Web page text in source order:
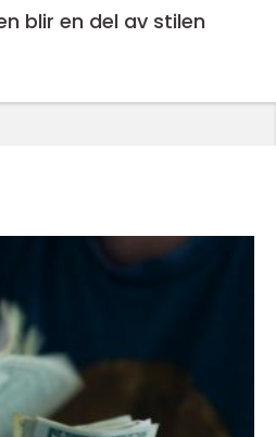
blir en del av stilen